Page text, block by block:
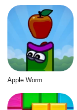
Apple Worm